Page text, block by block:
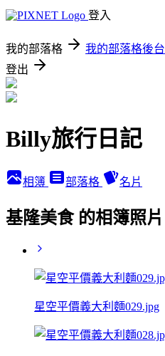
登入
我的部落格 我的部落格後台
登出
Billy旅行日記
相簿 部落格 名片
基隆美食 的相簿照片
星空平價義大利麵029.jpg